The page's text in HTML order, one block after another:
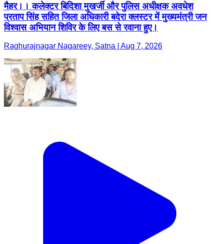
मैहर।। कलेक्टर बिदिशा मुखर्जी और पुलिस अधीक्षक अवधेश
प्रताप सिंह सहित जिला अधिकारी बदेरा क्लस्टर में मुख्यमंत्री जन
विश्वास अभियान शिविर के लिए बस से रवाना हुए।
Raghurajnagar Nagareey, Satna | Aug 7, 2026